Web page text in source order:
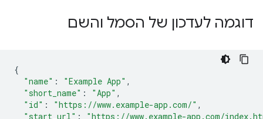
דוגמה לעדכון של הסמל והשם
{
"name" : "Example App" ,
"short_name" : "App" ,
"id" : "https://www.example-app.com/" ,
"start_url" :
"https://www.example-app.com/